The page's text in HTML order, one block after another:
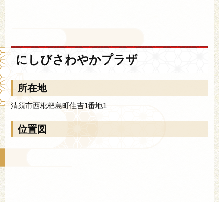
にしびさわやかプラザ
所在地
清須市西枇杷島町住吉1番地1
位置図